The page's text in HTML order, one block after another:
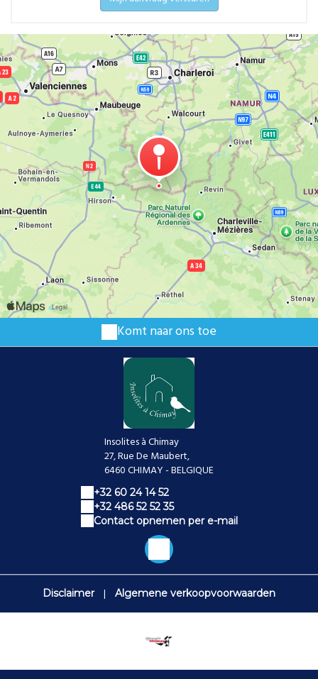
Komt naar ons toe
Insolites à Chimay
27, Rue De Maubert,
6460 CHIMAY - BELGIQUE
+32 60 24 14 52
+32 486 52 52 35
Contact opnemen per e-mail
Disclaimer | Algemene verkoopvoorwaarden